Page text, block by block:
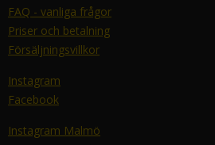
FAQ - vanliga frågor
Priser och betalning
Försäljningsvillkor
Instagram
Facebook
Instagram Malmö